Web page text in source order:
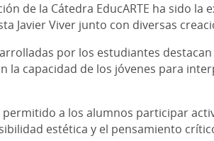
de la Cátedra EducARTE ha sido
Javier Viver junto con diversas
por los estudiantes
la capacidad de los jóvenes para
permitido a los alumnos participar
estética y el pensamiento